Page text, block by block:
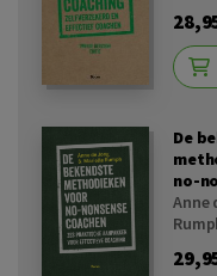
De
no-
Anne